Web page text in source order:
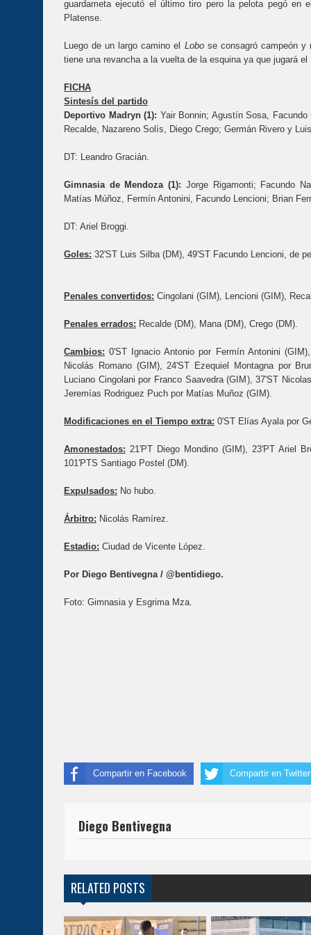
guardameta ejecutó el último tiro pero la pelota pegó
Platense.
Luego de un largo camino el Lobose consagró campeón y
tiene una revancha a la vuelta de la esquina ya que jugará
FICHA
Sintesís del partido
Deportivo Madryn (1): Yair Bonnin; Agustín Sosa,
Recalde, Nazareno Solís, Diego Crego; Germán Rivero y
DT: Leandro Gracián.
Gimnasia de Mendoza (1): Jorge Rigamonti; Facundo
Matías Múñoz, Fermín Antonini, Facundo Lencioni; Brian
DT: Ariel Broggi.
Goles: 32'ST Luis Silba (DM), 49'ST Facundo Lencioni, de
Penales convertidos: Cingolani (GIM), Lencioni (GIM),
Penales errados: Recalde (DM), Mana (DM), Crego (DM).
Cambios: 0'ST Ignacio Antonio por Fermín Antonini
Nicolás Romano (GIM), 24'ST Ezequiel Montagna por
Luciano Cingolani por Franco Saavedra (GIM), 37'ST
Jeremías Rodriguez Puch por Matías Muñoz (GIM).
Modificaciones en el Tiempo extra: 0'ST Elías Ayala por
Amonestados: 21'PT Diego Mondino (GIM), 23'PT Ariel
101'PTS Santiago Postel (DM).
Expulsados: No hubo.
Árbitro: Nicolás Ramírez.
Estadio: Ciudad de Vicente López.
Por Diego Bentivegna / @bentidiego.
Foto: Gimnasia y Esgrima Mza.
Compartir en Facebook Compartir en Twitter
Diego Bentivegna
RELATED POSTS